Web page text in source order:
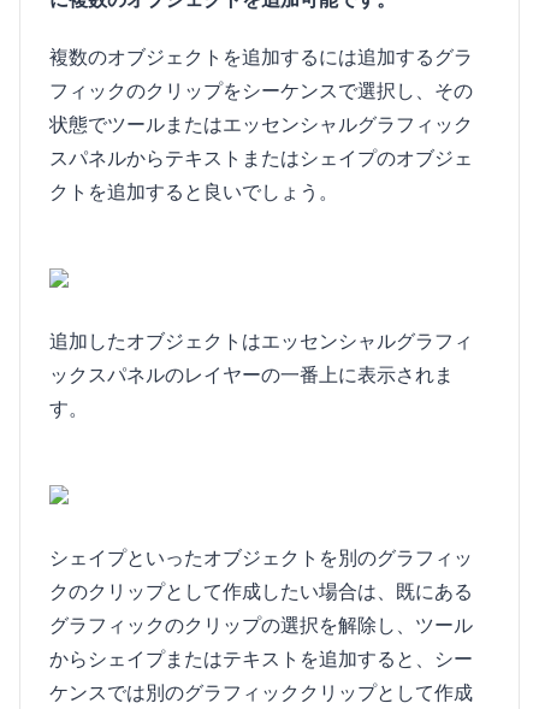
複数のオブジェクトを追加するには追加するグラ
フィックのクリップをシーケンスで選択し、その
状態でツールまたはエッセンシャルグラフィック
スパネルからテキストまたはシェイプのオブジェ
クトを追加すると良いでしょう。
追加したオブジェクトはエッセンシャルグラフィ
ックスパネルのレイヤーの一番上に表示されま
す。
シェイプといったオブジェクトを別のグラフィッ
クのクリップとして作成したい場合は、既にある
グラフィックのクリップの選択を解除し、ツール
からシェイプまたはテキストを追加すると、シー
ケンスでは別のグラフィッククリップとして作成